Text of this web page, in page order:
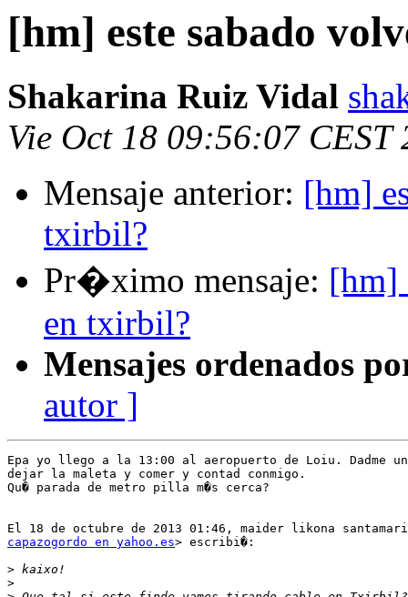
[hm] este sabado
Shakarina Ruiz Vidal
Vie Oct 18 09:56:07 CEST
Mensaje anterior: [hm]
txirbil?
Pr�ximo mensaje: [hm]
en txirbil?
Mensajes ordenados
autor ]
Epa yo llego a la 13:00 al aeropuerto de Loiu. Dadme
dejar la maleta y comer y contad conmigo.
Qu� parada de metro pilla m�s cerca?
capazogordo en yahoo.es> escribi�:
>
>